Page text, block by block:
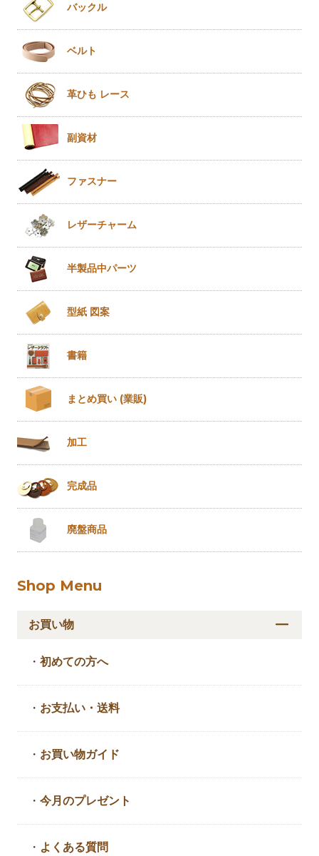
バックル
ベルト
革ひも レース
副資材
ファスナー
レザーチャーム
半製品中パーツ
型紙 図案
書籍
まとめ買い (業販)
加工
完成品
廃盤商品
Shop Menu
お買い物
・初めての方へ
・ お支払い・送料
・ お買い物ガイド
・今月のプレゼント
・ よくある質問